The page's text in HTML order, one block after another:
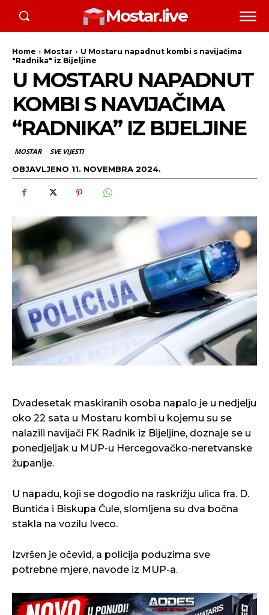
Mostar.live
Home Mostar
U Mostaru napadnut kombi s navijačima
"Radnika" iz Bijeljine
U MOSTARU NAPADNUT
KOMBI S NAVIJAČIMA
“RADNIKA” IZ BIJELJINE
MOSTAR SVE VIJESTI
OBJAVLJENO 11. NOVEMBRA 2024.
Dvadesetak maskiranih osoba napalo je u nedjelju
oko 22 sata u Mostaru kombi u kojemu su se
nalazili navijači FK Radnik iz Bijeljine, doznaje se u
ponedjeljak u MUP-u Hercegovačko-neretvanske
županije.
U napadu, koji se dogodio na raskrižju ulica fra. D.
Buntića i Biskupa Čule, slomljena su dva bočna
stakla na vozilu Iveco.
Izvršen je očevid, a policija poduzima sve
potrebne mjere, navode iz MUP-a.